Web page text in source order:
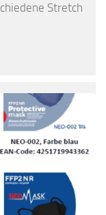
Stretch